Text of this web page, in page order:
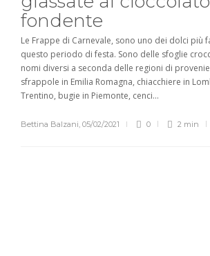
fondente
Le Frappe di Carnevale, sono uno dei dolci più
questo periodo di festa. Sono delle sfoglie
nomi diversi a seconda delle regioni di
sfrappole in Emilia Romagna, chiacchiere in
Trentino, bugie in Piemonte, cenci...
Bettina Balzani, 05/02/2021 0 2 min